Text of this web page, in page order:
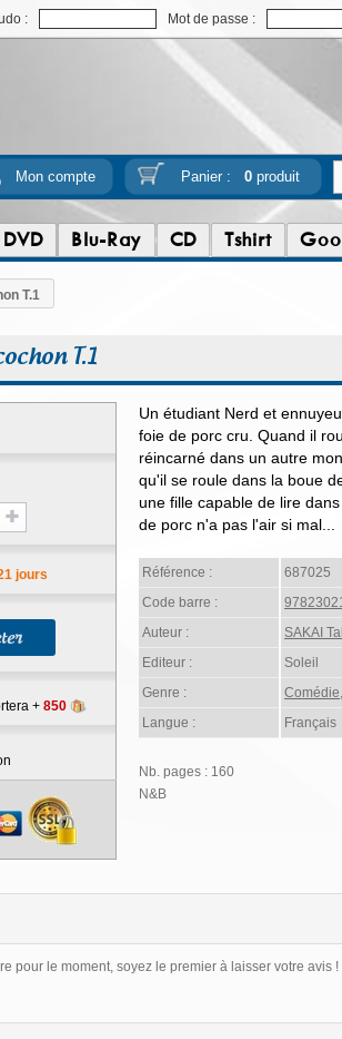
: Mot de passe :
Mon compte Panier : 0produit
DVD Blu-Ray CD Tshirt
T.1
T.1
jours
+ 850
Un étudiant Nerd et
foie de porc cru. Quand il
réincarné dans un autre
qu'il se roule dans la boue
une fille capable de lire
de porc n'a pas l'air si mal...
Référence :
687025
Code barre :
Auteur :
SAKAI
Editeur :
Soleil
Genre :
Comédie,
Langue :
Français
Nb. pages : 160
N&B
pour le moment, soyez le premier à laisser votre avis !